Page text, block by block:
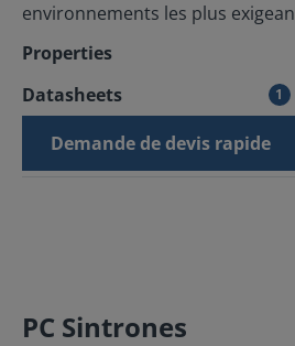
environnements les plus
Properties
Datasheets
1
Demande de devis rapide
PC Sintrones